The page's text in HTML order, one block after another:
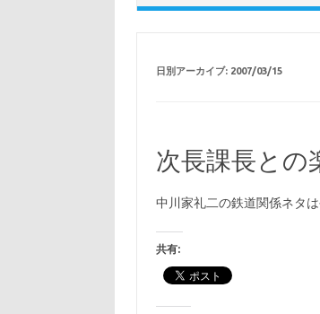
日別アーカイブ: 2007/03/15
次長課長との
中川家礼二の鉄道関係ネタは
共有: